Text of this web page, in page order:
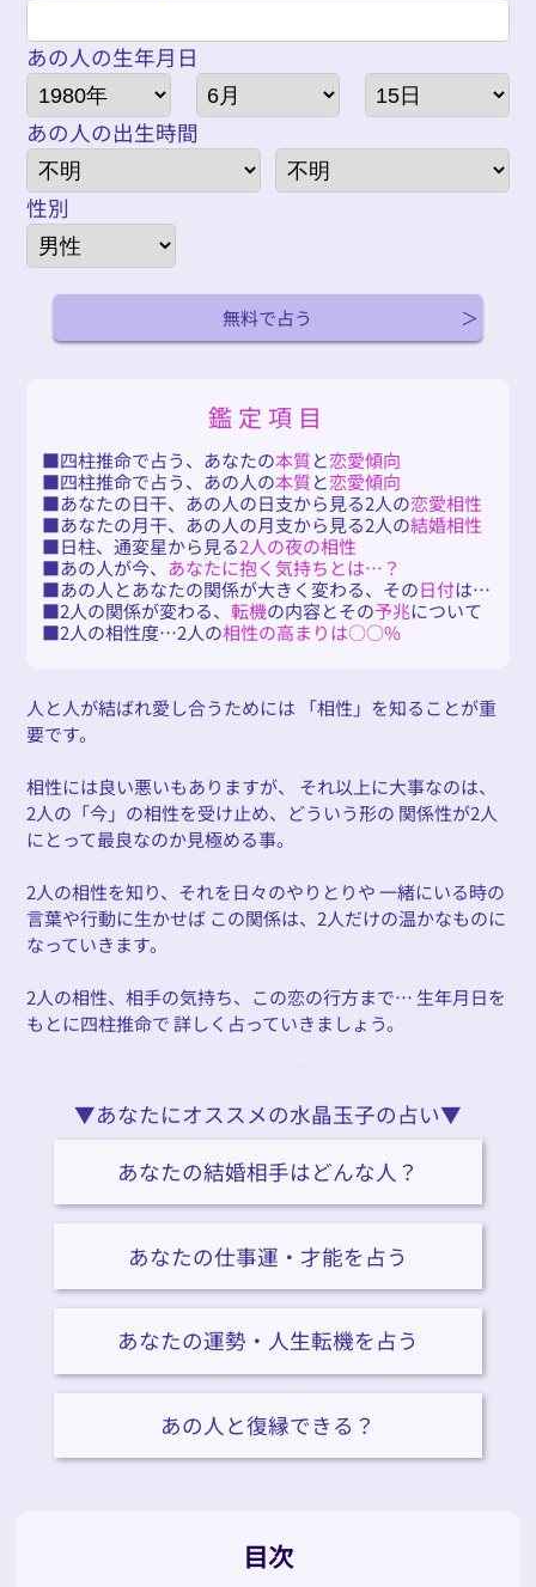
あの人の生年月日
あの人の出生時間
性別
無料で占う
鑑定項目
四柱推命で占う、あなたの本質と恋愛傾向
四柱推命で占う、あの人の本質と恋愛傾向
あなたの日干、あの人の日支から見る2人の恋愛相性
あなたの月干、あの人の月支から見る2人の結婚相性
日柱、通変星から見る2人の夜の相性
あの人が今、 あなたに抱く気持ちとは…？
あの人とあなたの関係が大きく変わる、その日付は…
2人の関係が変わる、 転機の内容とその予兆について
2人の相性度…2人の相性の高まりは○○%
人と人が結ばれ愛し合うためには 「相性」を知ることが重
要です。
相性には良い悪いもありますが、 それ以上に大事なのは、
2人の「今」の相性を受け止め、どういう形の 関係性が2人
にとって最良なのか見極める事。
2人の相性を知り、それを日々のやりとりや 一緒にいる時の
言葉や行動に生かせば この関係は、2人だけの温かなものに
なっていきます。
2人の相性、相手の気持ち、この恋の行方まで… 生年月日を
もとに四柱推命で 詳しく占っていきましょう。
▼あなたにオススメの水晶玉子の占い▼
あなたの結婚相手はどんな人？
あなたの仕事運・才能を占う
あなたの運勢・人生転機を占う
あの人と復縁できる？
目次